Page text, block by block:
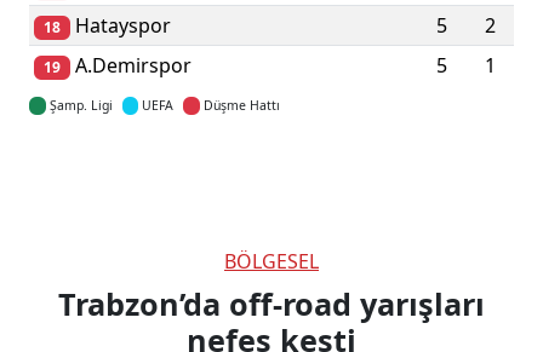
18 Hatayspor 5 2
19 A.Demirspor 5 1
Şamp. Ligi UEFA Düşme Hattı
BÖLGESEL
Trabzon’da off-road yarışları
nefes kesti